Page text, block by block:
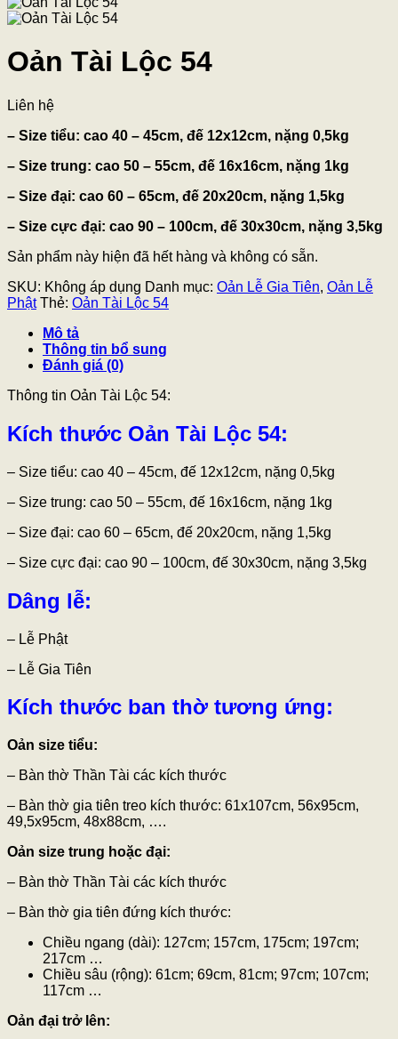
Oản Tài Lộc 54
Liên hệ
– Size tiểu: cao 40 – 45cm, đế 12x12cm, nặng 0,5kg
– Size trung: cao 50 – 55cm, đế 16x16cm, nặng 1kg
– Size đại: cao 60 – 65cm, đế 20x20cm, nặng 1,5kg
– Size cực đại: cao 90 – 100cm, đế 30x30cm, nặng 3,5kg
Sản phẩm này hiện đã hết hàng và không có sẵn.
SKU: Không áp dụng Danh mục: Oản Lễ Gia Tiên, Oản Lễ
Phật Thẻ: Oản Tài Lộc 54
Mô tả
Thông tin bổ sung
Đánh giá (0)
Thông tin Oản Tài Lộc 54:
Kích thước Oản Tài Lộc 54:
– Size tiểu: cao 40 – 45cm, đế 12x12cm, nặng 0,5kg
– Size trung: cao 50 – 55cm, đế 16x16cm, nặng 1kg
– Size đại: cao 60 – 65cm, đế 20x20cm, nặng 1,5kg
– Size cực đại: cao 90 – 100cm, đế 30x30cm, nặng 3,5kg
Dâng lễ:
– Lễ Phật
– Lễ Gia Tiên
Kích thước ban thờ tương ứng:
Oản size tiểu:
– Bàn thờ Thần Tài các kích thước
– Bàn thờ gia tiên treo kích thước: 61x107cm, 56x95cm,
49,5x95cm, 48x88cm, ….
Oản size trung hoặc đại:
– Bàn thờ Thần Tài các kích thước
– Bàn thờ gia tiên đứng kích thước:
Chiều ngang (dài): 127cm; 157cm, 175cm; 197cm;
217cm …
Chiều sâu (rộng): 61cm; 69cm, 81cm; 97cm; 107cm;
117cm …
Oản đại trở lên: